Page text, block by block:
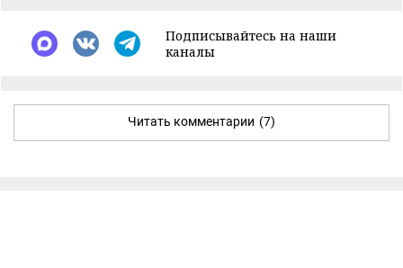
Подписывайтесь на наши
каналы
Читать комментарии (7)